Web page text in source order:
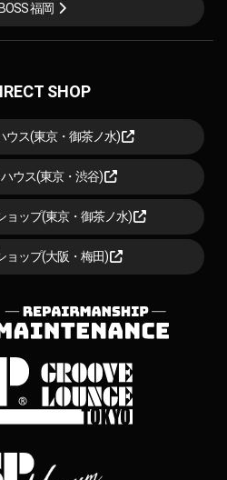
福岡
SHOP
ウス(東京・御茶ノ水)
ハウス(東京・渋谷)
ョップ(東京・御茶ノ水)
ョップ(大阪・梅田)